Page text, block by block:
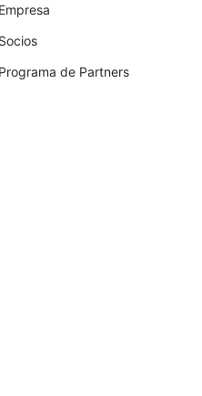
Empresa
Socios
Programa de Partners